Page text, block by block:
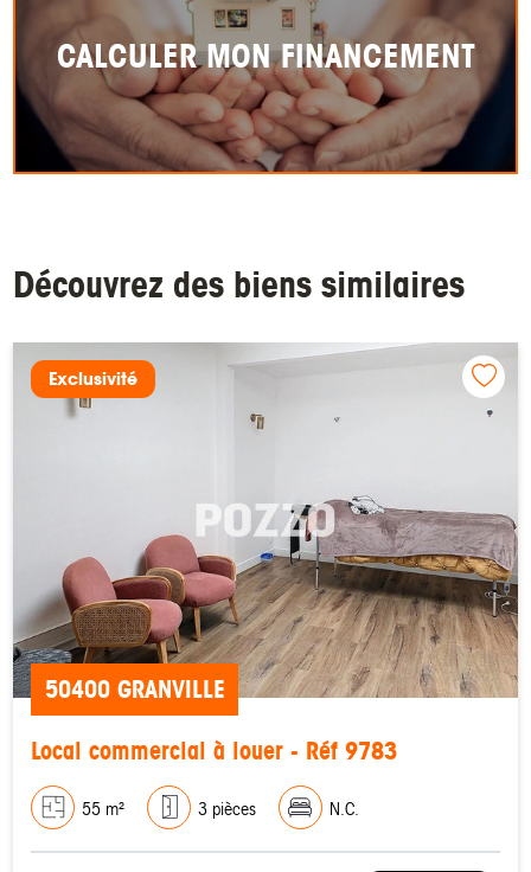
CALCULER MON FINANCEMENT
Découvrez des biens similaires
Exclusivité
50400 GRANVILLE
Local commercial à louer - Réf 9783
55 m² 3 pièces N.C.